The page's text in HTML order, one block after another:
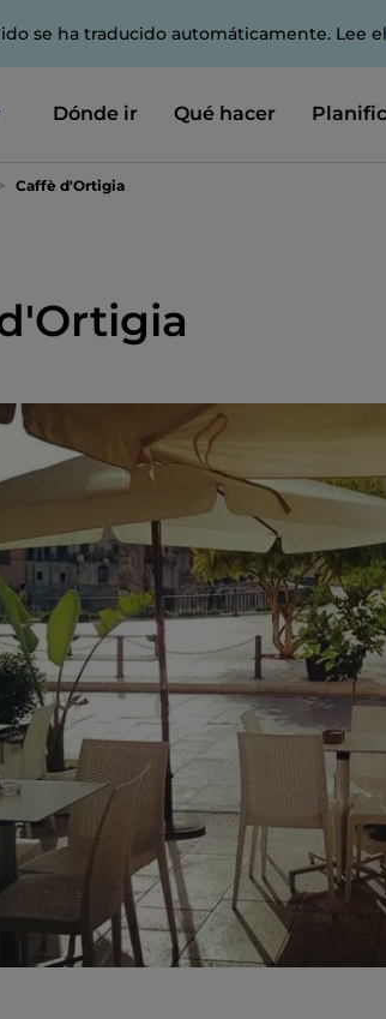
se ha traducido automáticamente. Lee el
Dónde ir Qué hacer
Caffè d'Ortigia